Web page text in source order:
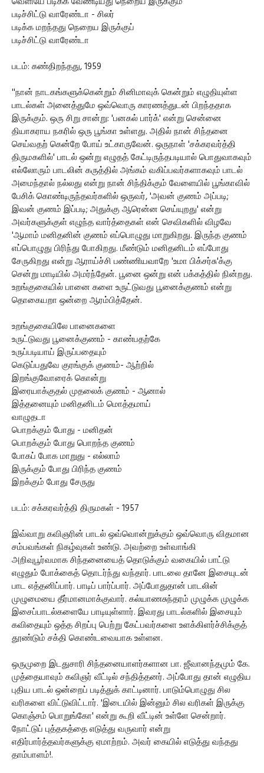
படிச்சிட்டு வாரேண்டா - சிலர்
படிக்க மறந்தது நெறைய இருக்குப்
படிச்சிட்டு வாரேண்டா
படம்: கண்திறந்தது, 1959
''நான் நாடகங்களுக்கென்றும் சினிமாவுக் கென்றும் எழுதியுள்ள
பாடல்கள் அனைத்துமே ஒவ்வொரு காரணத்துடன் பிறந்ததாக
இருக்கும். ஒரு சிறு சான்று: 'பனகல் பார்க்' என்று சென்னை
தியாகராய நகரில் ஒரு பூங்கா உள்ளது. அதில் நான் சிந்தனை
செய்வதற் கென்றே போய் உட்காருவேன். ஒருநாள் 'சக்கரவர்த்தி
திருமகளில்' பாடல் ஒன்று எழுதத் கேட்டிருந்தபடியால் பொதுவாகவும்
எல்லோரும் பாடலின் கருத்தில் அங்கம் வகிப்பவர்களாகவும் பாடல்
அமைந்தால் நல்லது என்று நான் சிந்திக்கும் வேளையில் பூங்காவில்
பேசிக் கொண்டிருந்தவர்களில் ஒருவர், 'அவன் குணம் அப்படி;
இவன் குணம் இப்படி; அதுக்கு ஆரென்ன செய்யுறது' என்று
அவர்களுக்குள் எழுந்த வார்த்தைகள் என் செவிகளில் விழவே
'ஆமாம் மனிதனின் குணம் எப்பொழுது மாறுகிறது. இருந்த குணம்
எப்பொழுது பிரிந்து போகிறது. மீண்டும் மனிதனிடம் எப்போது
சேருகிறது என்று ஆராய்ச்சி பண்ணியவாறே 'உமா பிக்சர்சு'க்கு
சென்று மாடியில் அமர்ந்தேன். பூனை ஒன்று என் பக்கத்தில் நின்றது.
உறங்குகையில் பானை களை உருட்டுவது பூனைக்குணம் என்று
தொகையறா ஒன்றை ஆரம்பித்தேன்.
உறங்குகையிலே பானைகளை
உருட்டுவது பூனைக்குணம் - காண்பதற்கே
உருப்படியாய் இருப்பதையும்
கெடுப்பதுவே குரங்குக் குணம்- ஆற்றில்
இறங்குவோரைக் கொன்று
இரையாக்குதல் முதலைக் குணம் - ஆனால்
இத்தனையும் மனிதனிடம் மொத்தமாய்
வாழுதடா
பொறக்கும் போது - மனிதன்
பொறக்கும் போது பொறந்த குணம்
போகப் போக மாறுது - எல்லாம்
இருக்கும் போது பிரிந்த குணம்
இறக்கும் போது சேருது
படம்: சக்கரவர்த்தி திருமகள் - 1957
இவ்வாறு கவிஞரின் பாடல் ஒவ்வொன்றுக்கும் ஒவ்வொரு விதமான
சம்பவங்கள் நிகழ்வுகள் உண்டு. அவற்றை உள்வாங்கி
அறிவுபூர்வமாக சிந்தனையைத் தொடுக்கும் வகையில் பாட்டு
எழுதும் போக்கைத் தொடர்ந்து வந்தார். பாடலை தானே இசையுடன்
பாட எத்தனிப்பார். பாடிப் பார்ப்பார். அப்போதுதான் பாடலின்
முழுமையை தீர்மானமாக்குவார். கல்யாணசுந்தரம் முழுக்க முழுக்க
இசைப்பாடல்களையே பாடியுள்ளார். இவரது பாடல்களில் இசையும்
கவிதையும் ஒத்த சிறப்பு பெற்று கேட்பவர்களை உளக்கிளர்ச்சிக்குத்
தூண்டும் சக்தி கொண்டவையாக உள்ளன.
ஒருமுறை இடதுசாரி சிந்தனையாளர்களான பா. ஜீவானந்தமும் கே.
முத்தையாவும் கவிஞர் வீட்டில் சந்தித்தனர். அப்போது தான் எழுதிய
புதிய பாடல் ஒன்றைப் படித்துக் காட்டினார். பாடும்பொழுது சில
வரிகளை விட்டுவிட்டார். 'இடையில் இன்னும் சில வரிகள் இருக்கு
கொஞ்சம் பொறுங்கோ' என்று கூறி வீட்டின் உள்ளே சென்றார்.
நோட்டுப் புத்தகத்தை எடுத்து வருவார் என்று
எதிர்பார்த்தவர்களுக்கு ஏமாற்றம். அவர் கையில் எடுத்து வந்தது
தாம்பாளம்!.